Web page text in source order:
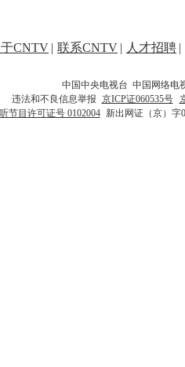
CNTV | 联系CNTV | 人才招聘 |
中国中央电视台 中国网络电
违法和不良信息举报 京ICP证060535号
节目许可证号 0102004 新出网证（京）